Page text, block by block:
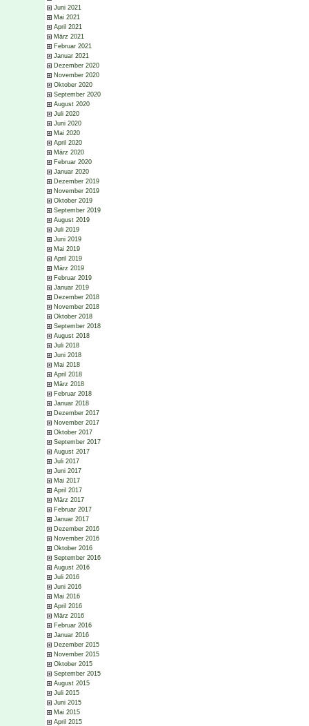
Juni 2021
Mai 2021
April 2021
März 2021
Februar 2021
Januar 2021
Dezember 2020
November 2020
Oktober 2020
September 2020
August 2020
Juli 2020
Juni 2020
Mai 2020
April 2020
März 2020
Februar 2020
Januar 2020
Dezember 2019
November 2019
Oktober 2019
September 2019
August 2019
Juli 2019
Juni 2019
Mai 2019
April 2019
März 2019
Februar 2019
Januar 2019
Dezember 2018
November 2018
Oktober 2018
September 2018
August 2018
Juli 2018
Juni 2018
Mai 2018
April 2018
März 2018
Februar 2018
Januar 2018
Dezember 2017
November 2017
Oktober 2017
September 2017
August 2017
Juli 2017
Juni 2017
Mai 2017
April 2017
März 2017
Februar 2017
Januar 2017
Dezember 2016
November 2016
Oktober 2016
September 2016
August 2016
Juli 2016
Juni 2016
Mai 2016
April 2016
März 2016
Februar 2016
Januar 2016
Dezember 2015
November 2015
Oktober 2015
September 2015
August 2015
Juli 2015
Juni 2015
Mai 2015
April 2015